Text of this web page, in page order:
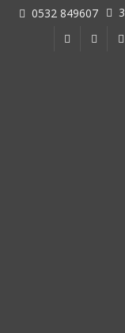
0532 849607
L'azienda
Chi siamo
Fasi della
Isolanti